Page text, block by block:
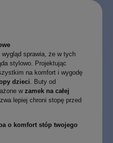
wygląd sprawia, że w tych
stylowo. Projektując
na komfort i wygodę
dzieci . Buty od
wzamek na całej
lepiej chroni stopę przed
o komfort stóp twojego